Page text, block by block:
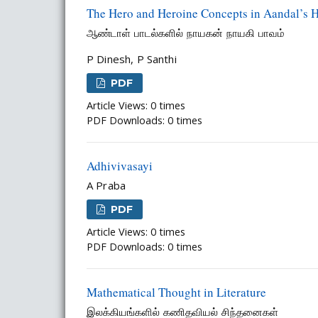
The Hero and Heroine Concepts in Aandal’s
ஆண்டாள் பாடல்களில் நாயகன் நாயகி பாவம்
P Dinesh, P Santhi
PDF
Article Views: 0 times
PDF Downloads: 0 times
Adhivivasayi
A Praba
PDF
Article Views: 0 times
PDF Downloads: 0 times
Mathematical Thought in Literature
இலக்கியங்களில் கணிதவியல் சிந்தனைகள்